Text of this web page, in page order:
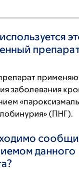
заболевания
(ПНГ).
данного